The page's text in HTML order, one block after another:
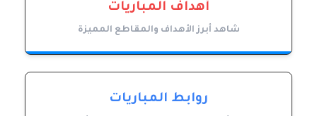
أهداف المباريات
شاهد أبرز الأهداف والمقاطع المميزة
روابط المباريات